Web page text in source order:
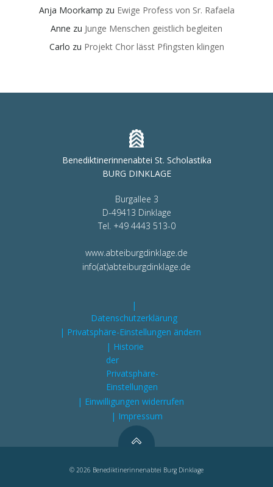
Anja Moorkamp zu Ewige Profess von Sr. Rafaela
Anne zu Junge Menschen geistlich begleiten
Carlo zu Projekt Chor lässt Pfingsten klingen
Benediktinerinnenabtei St. Scholastika
BURG DINKLAGE
Burgallee 3
D-49413 Dinklage
Tel. +49 4443 513-0
www.abteiburgdinklage.de
info(at)abteiburgdinklage.de
|
Datenschutzerklärung
| Privatsphäre-Einstellungen ändern
| Historie
der
Privatsphäre-
Einstellungen
| Einwilligungen widerrufen
| Impressum
© 2026 Benediktinerinnenabtei Burg Dinklage